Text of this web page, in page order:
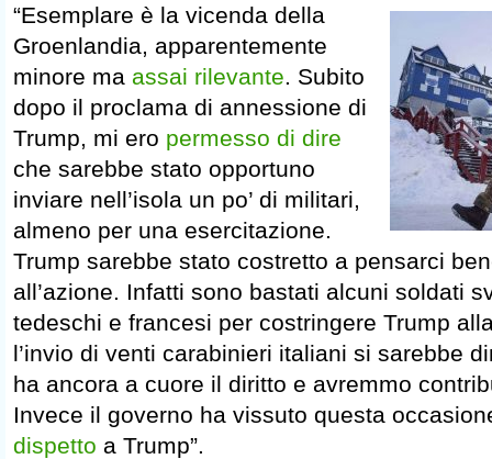
“Esemplare è la vicenda della
Groenlandia, apparentemente
minore ma assai rilevante. Subito
dopo il proclama di annessione di
Trump, mi ero permesso di dire
che sarebbe stato opportuno
inviare nell’isola un po’ di militari,
almeno per una esercitazione.
Trump sarebbe stato costretto a pensarci
all’azione. Infatti sono bastati alcuni soldati
tedeschi e francesi per costringere Trump
l’invio di venti carabinieri italiani si sarebbe
ha ancora a cuore il diritto e avremmo
Invece il governo ha vissuto questa
dispetto a Trump”.